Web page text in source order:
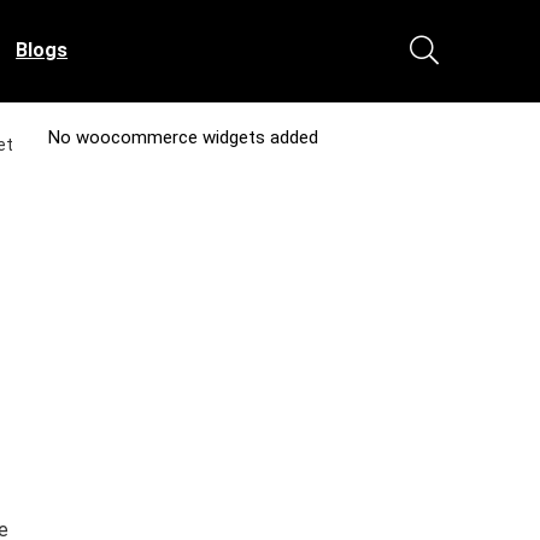
Blogs
No woocommerce widgets added